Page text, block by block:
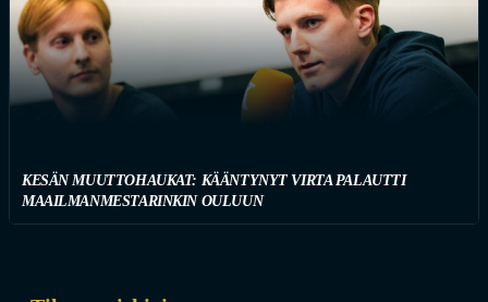
KESÄN MUUTTOHAUKAT: KÄÄNTYNYT VIRTA PALAUTTI
MAAILMANMESTARINKIN OULUUN